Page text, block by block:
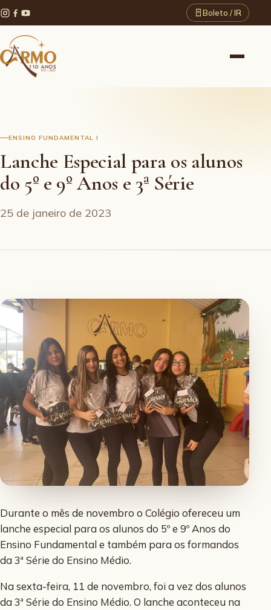
Boleto / IR
ENSINO FUNDAMENTAL I
Lanche Especial para os alunos
do 5º e 9º Anos e 3ª Série
25 de janeiro de 2023
Durante o mês de novembro o Colégio ofereceu um
lanche especial para os alunos do 5º e 9º Anos do
Ensino Fundamental e também para os formandos
da 3ª Série do Ensino Médio.
Na sexta-feira, 11 de novembro, foi a vez dos alunos
da 3ª Série do Ensino Médio. O lanche aconteceu na